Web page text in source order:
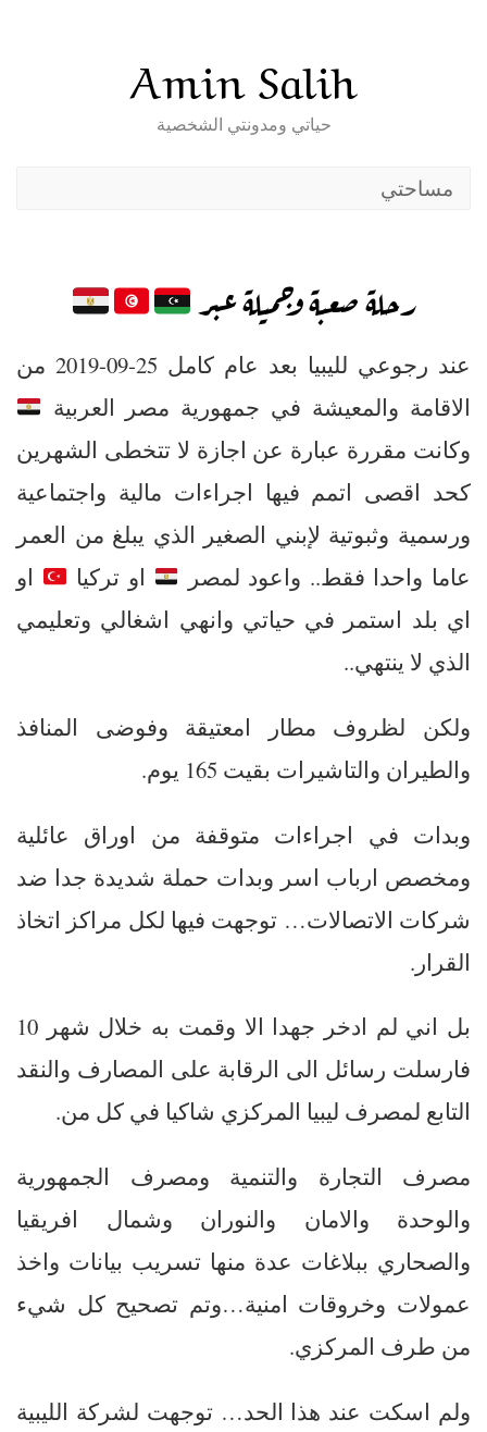
Amin Salih
حياتي ومدونتي الشخصية
مساحتي
رحلة صعبة وجميلة عبر
عند رجوعي لليبيا بعد عام كامل 25-09-2019 من
الاقامة والمعيشة في جمهورية مصر العربية
وكانت مقررة عبارة عن اجازة لا تتخطى الشهرين
كحد اقصى اتمم فيها اجراءات مالية واجتماعية
ورسمية وثبوتية لإبني الصغير الذي يبلغ من العمر
عاما واحدا فقط.. واعود لمصر
او تركيا
او
اي بلد استمر في حياتي وانهي اشغالي وتعليمي
الذي لا ينتهي..
ولكن لظروف مطار امعتيقة وفوضى المنافذ
والطيران والتاشيرات بقيت 165 يوم.
وبدات في اجراءات متوقفة من اوراق عائلية
ومخصص ارباب اسر وبدات حملة شديدة جدا ضد
شركات الاتصالات… توجهت فيها لكل مراكز اتخاذ
القرار.
بل اني لم ادخر جهدا الا وقمت به خلال شهر 10
فارسلت رسائل الى الرقابة على المصارف والنقد
التابع لمصرف ليبيا المركزي شاكيا في كل من.
مصرف التجارة والتنمية ومصرف الجمهورية
والوحدة والامان والنوران وشمال افريقيا
والصحاري ببلاغات عدة منها تسريب بيانات واخذ
عمولات وخروقات امنية…وتم تصحيح كل شيء
من طرف المركزي.
ولم اسكت عند هذا الحد… توجهت لشركة الليبية